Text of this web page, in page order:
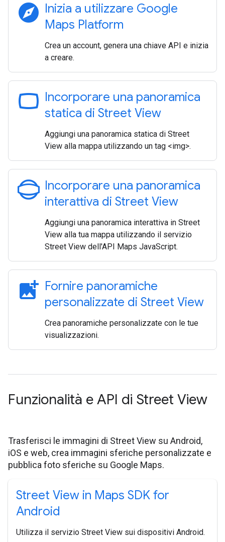
explore Inizia a utilizzare Google
Maps Platform
Crea un account, genera una chiave API e inizia
a creare.
panorama_wide_angle Incorporare una panoramica
statica di Street View
Aggiungi una panoramica statica di Street
View alla mappa utilizzando un tag <img>.
panorama_photosphere Incorporare una panoramica
interattiva di Street View
Aggiungi una panoramica interattiva in Street
View alla tua mappa utilizzando il servizio
Street View dell'API Maps JavaScript.
add_photo_alternate Fornire panoramiche
personalizzate di Street View
Crea panoramiche personalizzate con le tue
visualizzazioni.
Funzionalità e API di Street View
Trasferisci le immagini di Street View su Android,
iOS e web, crea immagini sferiche personalizzate e
pubblica foto sferiche su Google Maps.
Street View in Maps SDK for
Android
Utilizza il servizio Street View sui dispositivi Android.